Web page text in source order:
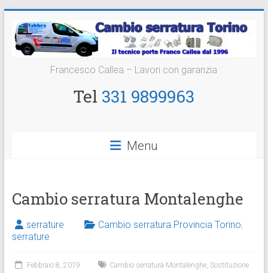
contenuto
Cambio
Serratura
Francesco Callea – Lavori con garanzia
Tel 331 9899963
Menu
Cambio serratura Montalenghe
serrature Cambio serratura Provincia Torino,
serrature
Febbraio 8, 2019 Cambio serratura Montalenghe, Sostituzione